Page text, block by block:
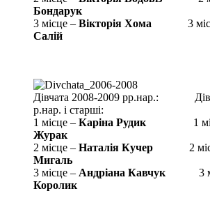
Бондарук
3 місце – Вікторія Хома 3
Салій
Дівчата 2008-2009 рр.нар.:
р.нар. і старші:
1 місце – Каріна Рудик 1
Журак
2 місце – Наталія Кучер 2
Мигаль
3 місце – Андріана Кавчук 3
Королик